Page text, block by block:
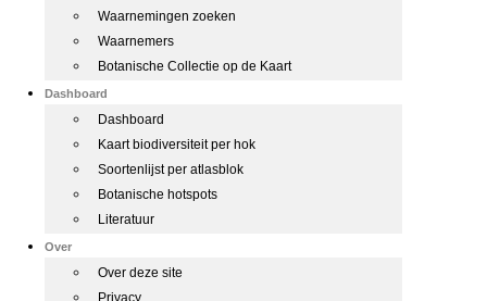
Waarnemingen zoeken
Waarnemers
Botanische Collectie op de Kaart
Dashboard
Dashboard
Kaart biodiversiteit per hok
Soortenlijst per atlasblok
Botanische hotspots
Literatuur
Over
Over deze site
Privacy